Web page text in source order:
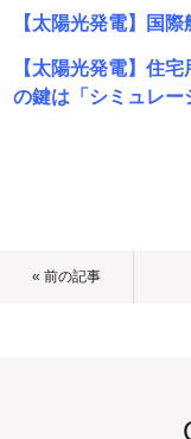
【太陽光発電】国
【太陽光発電】住
の鍵は「シミュレー
« 前の記事